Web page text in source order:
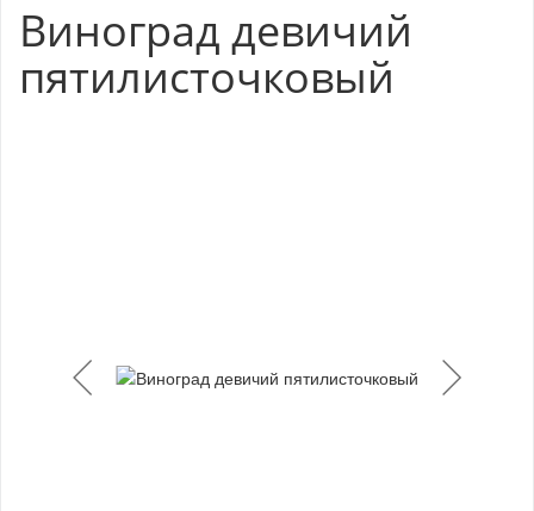
Виноград девичий
пятилисточковый